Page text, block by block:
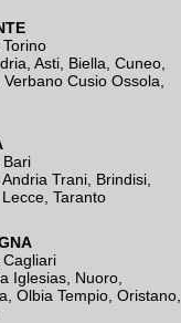
Asti Biella Cuneo
Verbano Cusio Ossola
Trani Brindisi
Lecce Taranto
Iglesias Nuoro
Olbia Tempio Oristano